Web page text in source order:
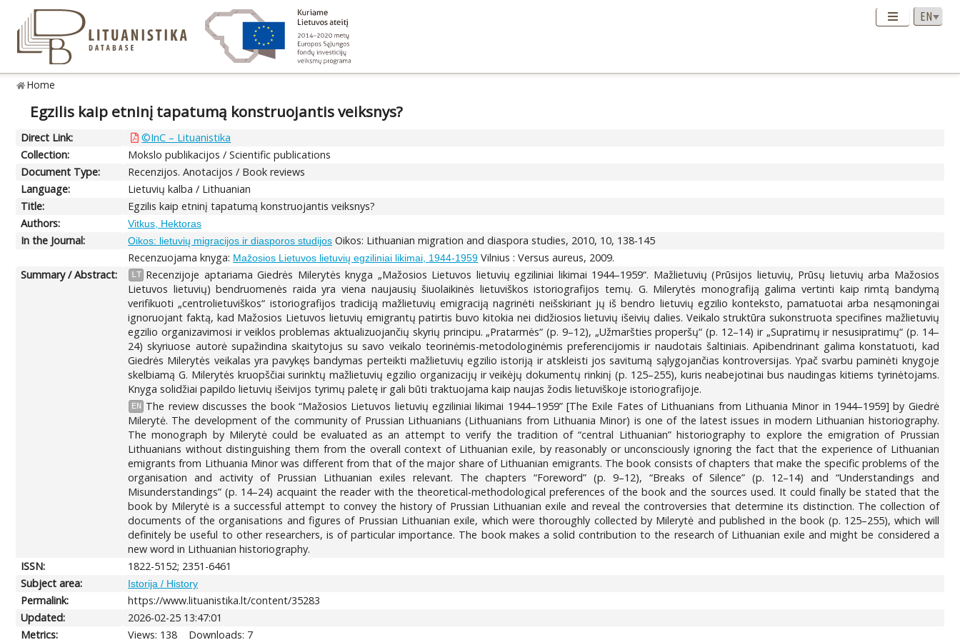
Home
Egzilis kaip etninį tapatumą konstruojantis veiksnys?
Direct Link:
©InC – Lituanistika
Collection:
Mokslo publikacijos / Scientific publications
Document Type:
Recenzijos. Anotacijos / Book reviews
Language:
Lietuvių kalba / Lithuanian
Title:
Egzilis kaip etninį tapatumą konstruojantis veiksnys?
Authors:
Vitkus, Hektoras
In the Journal: Oikos: lietuvių migracijos ir diasporos studijos Oikos: Lithuanian migration and diaspora studies, 2010, 10, 138-145
Recenzuojama knyga: Mažosios Lietuvos lietuvių egziliniai likimai, 1944-1959 Vilnius : Versus aureus, 2009.
Summary / Abstract:
LT Recenzijoje aptariama Giedrės Milerytės knyga „Mažosios Lietuvos lietuvių egziliniai likimai 1944–1959“. Mažlietuvių (Prūsijos lietuvių, Prūsų lietuvių arba Mažosios
Lietuvos lietuvių) bendruomenės raida yra viena naujausių šiuolaikinės lietuviškos istoriografijos temų. G. Milerytės monografiją galima vertinti kaip rimtą bandymą
verifikuoti „centrolietuviškos“ istoriografijos tradiciją mažlietuvių emigraciją nagrinėti neišskiriant jų iš bendro lietuvių egzilio konteksto, pamatuotai arba nesąmoningai
ignoruojant faktą, kad Mažosios Lietuvos lietuvių emigrantų patirtis buvo kitokia nei didžiosios lietuvių išeivių dalies. Veikalo struktūra sukonstruota specifines mažlietuvių
egzilio organizavimosi ir veiklos problemas aktualizuojančių skyrių principu. „Pratarmės“ (p. 9–12), „Užmaršties properšų“ (p. 12–14) ir „Supratimų ir nesusipratimų“ (p. 14–
24) skyriuose autorė supažindina skaitytojus su savo veikalo teorinėmis-metodologinėmis preferencijomis ir naudotais šaltiniais. Apibendrinant galima konstatuoti, kad
Giedrės Milerytės veikalas yra pavykęs bandymas perteikti mažlietuvių egzilio istoriją ir atskleisti jos savitumą sąlygojančias kontroversijas. Ypač svarbu paminėti knygoje
skelbiamą G. Milerytės kruopščiai surinktų mažlietuvių egzilio organizacijų ir veikėjų dokumentų rinkinį (p. 125–255), kuris neabejotinai bus naudingas kitiems tyrinėtojams.
Knyga solidžiai papildo lietuvių išeivijos tyrimų paletę ir gali būti traktuojama kaip naujas žodis lietuviškoje istoriografijoje.
EN
The review discusses the book “Mažosios Lietuvos lietuvių egziliniai likimai 1944–1959” [The Exile Fates of Lithuanians from Lithuania Minor in 1944–1959] by Giedrė
Milerytė. The development of the community of Prussian Lithuanians (Lithuanians from Lithuania Minor) is one of the latest issues in modern Lithuanian historiography.
The monograph by Milerytė could be evaluated as an attempt to verify the tradition of “central Lithuanian” historiography to explore the emigration of Prussian
Lithuanians without distinguishing them from the overall context of Lithuanian exile, by reasonably or unconsciously ignoring the fact that the experience of Lithuanian
emigrants from Lithuania Minor was different from that of the major share of Lithuanian emigrants. The book consists of chapters that make the specific problems of the
organisation and activity of Prussian Lithuanian exiles relevant. The chapters “Foreword” (p. 9–12), “Breaks of Silence” (p. 12–14) and “Understandings and
Misunderstandings” (p. 14–24) acquaint the reader with the theoretical-methodological preferences of the book and the sources used. It could finally be stated that the
book by Milerytė is a successful attempt to convey the history of Prussian Lithuanian exile and reveal the controversies that determine its distinction. The collection of
documents of the organisations and figures of Prussian Lithuanian exile, which were thoroughly collected by Milerytė and published in the book (p. 125–255), which will
definitely be useful to other researchers, is of particular importance. The book makes a solid contribution to the research of Lithuanian exile and might be considered a
new word in Lithuanian historiography.
ISSN:
1822-5152; 2351-6461
Subject area:
Istorija / History
Permalink:
https://www.lituanistika.lt/content/35283
Updated:
2026-02-25 13:47:01
Metrics:
Views: 138 Downloads: 7